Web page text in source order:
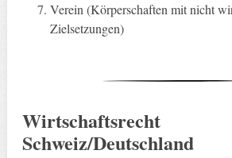
Verein (Körperschaften mit nicht
Zielsetzungen)
Wirtschaftsrecht
Schweiz/Deutschland